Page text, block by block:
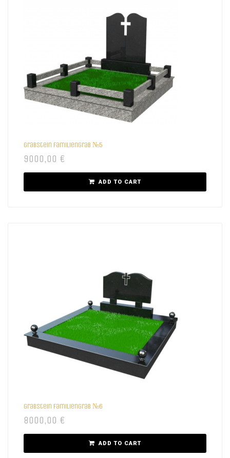
Grabstein Familiengrab №5
9000,00 €
ADD TO CART
Grabstein Familiengrab №6
8000,00 €
ADD TO CART